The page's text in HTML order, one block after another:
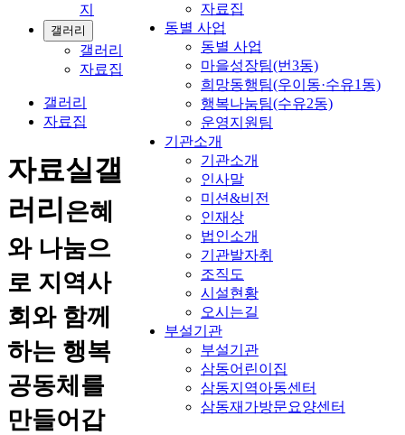
자료집
동별 사업
동별 사업
마을성장팀(번3동)
희망동행팀(우이동·수유1동)
행복나눔팀(수유2동)
운영지원팀
기관소개
기관소개
인사말
미션&비전
인재상
법인소개
기관발자취
조직도
시설현황
오시는길
부설기관
부설기관
삼동어린이집
삼동지역아동센터
삼동재가방문요양센터
지
갤러리
갤러리
자료집
갤러리
자료집
자료실갤
러리은혜
와 나눔으
로 지역사
회와 함께
하는 행복
공동체를
만들어갑